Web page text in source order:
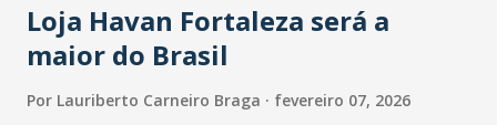
Loja Havan Fortaleza será a
maior do Brasil
Por Lauriberto Carneiro Braga fevereiro 07, 2026